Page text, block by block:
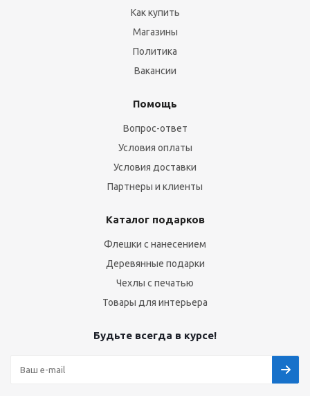
Как купить
Магазины
Политика
Вакансии
Помощь
Вопрос-ответ
Условия оплаты
Условия доставки
Партнеры и клиенты
Каталог подарков
Флешки с нанесением
Деревянные подарки
Чехлы с печатью
Товары для интерьера
Будьте всегда в курсе!